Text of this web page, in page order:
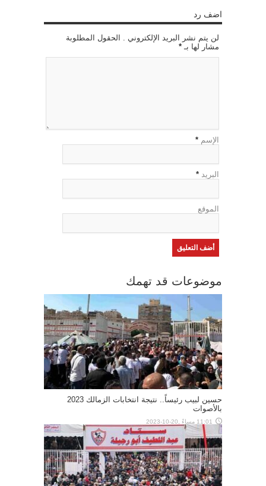
اضف رد
لن يتم نشر البريد الإلكتروني . الحقول المطلوبة
مشار لها بـ *
الإسم *
البريد *
الموقع
موضوعات قد تهمك
حسين لبيب رئيساً.. نتيجة انتخابات الزمالك 2023
بالأصوات
11:01 مساءً ,20-10-2023